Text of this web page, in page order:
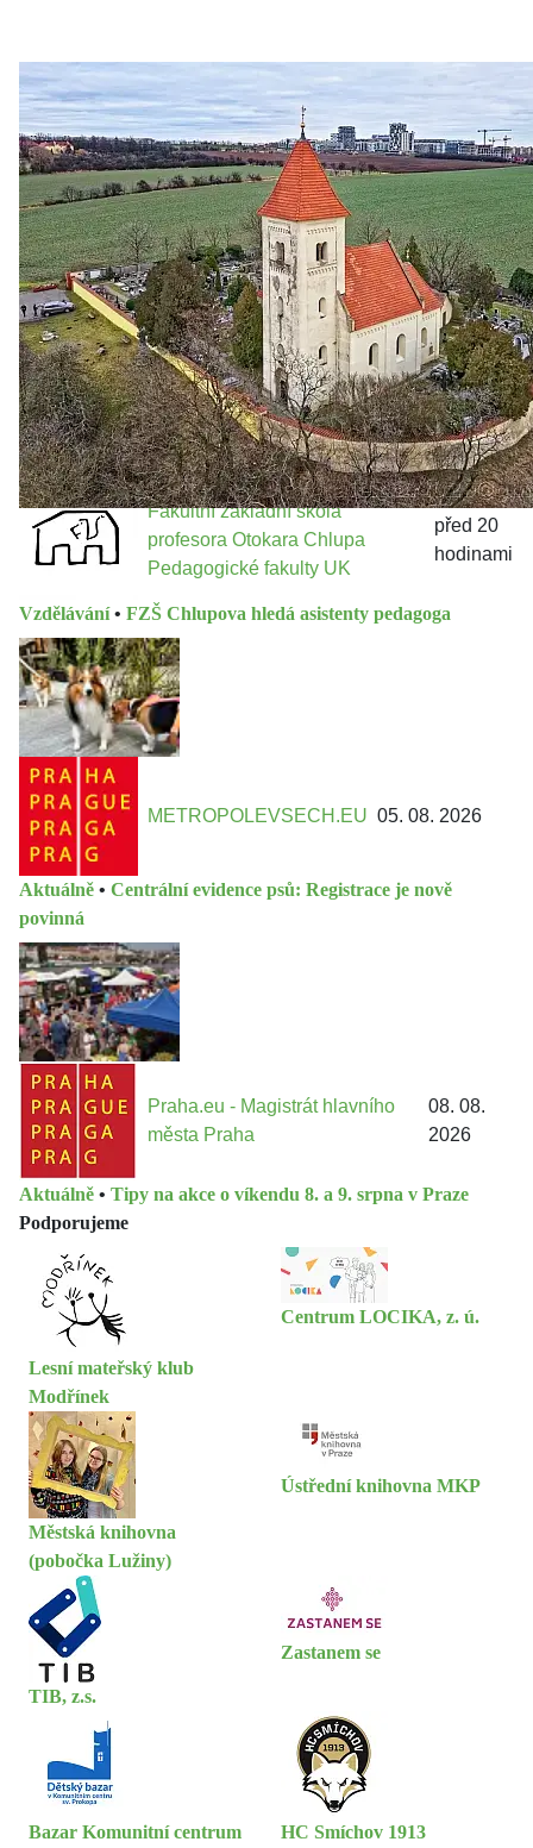
Zastanem se 03. 08. 2026
Politika • Volební seriál #02: Nová výstavba v jihozápadním
městě
Jakými nástroji navrhujete vstupovat z pozice ÚMČ Praha
13 do procesů developerské výstavby např. v lokalitě
Třebonice a Chaby, kterou umožňuje nově schválený
Metropolitn...
Fakultní základní škola
profesora Otokara Chlupa
Pedagogické fakulty UK
před 20
hodinami
Vzdělávání • FZŠ Chlupova hledá asistenty pedagoga
METROPOLEVSECH.EU 05. 08. 2026
Aktuálně • Centrální evidence psů: Registrace je nově
povinná
Praha.eu - Magistrát hlavního
města Praha
08. 08.
2026
Aktuálně • Tipy na akce o víkendu 8. a 9. srpna v Praze
Podporujeme
Lesní mateřský klub
Modřínek
Centrum LOCIKA, z. ú.
Městská knihovna
(pobočka Lužiny)
Ústřední knihovna MKP
TIB, z.s.
Zastanem se
Bazar Komunitní centrum
HC Smíchov 1913